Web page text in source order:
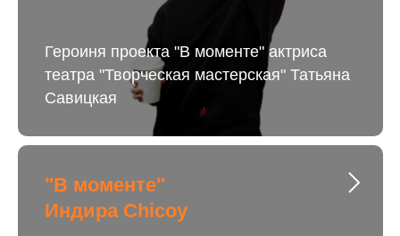
Героиня проекта "В моменте" актриса
театра "Творческая мастерская" Татьяна
Савицкая
"В моменте"
Индира Chicoy